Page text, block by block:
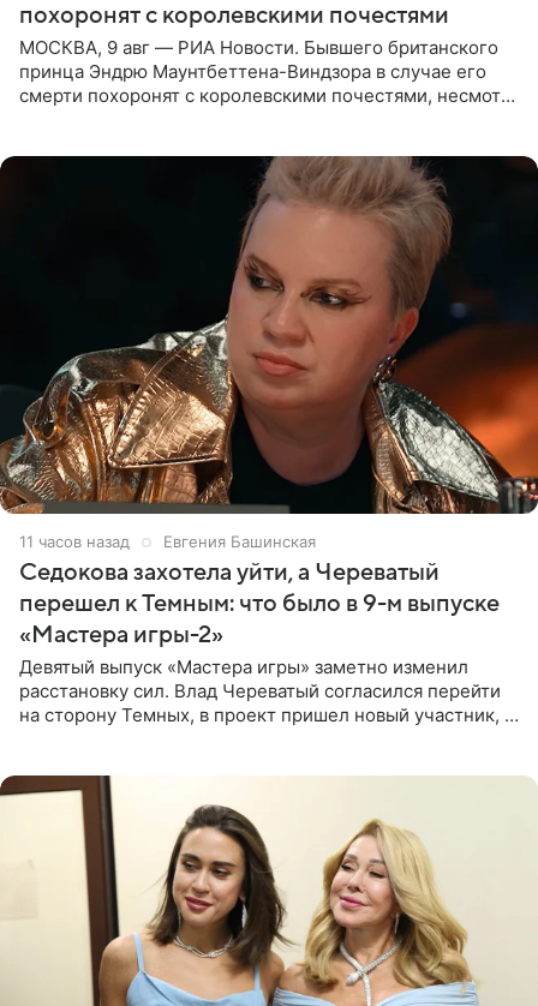
похоронят с королевскими почестями
МОСКВА, 9 авг — РИА Новости. Бывшего британского
принца Эндрю Маунтбеттена-Виндзора в случае его
смерти похоронят с королевскими почестями, несмотря
11 часов назад Евгения Башинская
Седокова захотела уйти, а Череватый
перешел к Темным: что было в 9-м выпуске
«Мастера игры-2»
Девятый выпуск «Мастера игры» заметно изменил
расстановку сил. Влад Череватый согласился перейти
на сторону Темных, в проект пришел новый участник, а